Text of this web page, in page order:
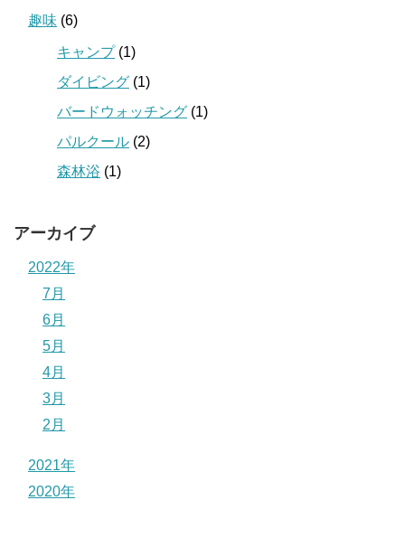
趣味 (6)
キャンプ(1)
ダイビング (1)
バードウォッチング (1)
パルクール (2)
森林浴 (1)
アーカイブ
2022年
7月
6月
5月
4月
3月
2月
2021年
2020年